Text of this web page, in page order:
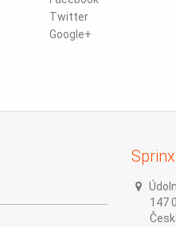
Twitter
Google+
147